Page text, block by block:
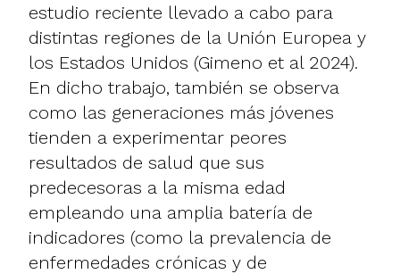
estudio reciente llevado a cabo para
distintas regiones de la Unión Europea y
los Estados Unidos (Gimeno et al 2024).
En dicho trabajo, también se observa
como las generaciones más jóvenes
tienden a experimentar peores
resultados de salud que sus
predecesoras a la misma edad
empleando una amplia batería de
indicadores (como la prevalencia de
enfermedades crónicas y de